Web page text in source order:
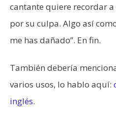
cantante quiere recordar
por su culpa. Algo así
me has dañado”. En fin.
También debería
varios usos, lo hablo aquí:
inglés.